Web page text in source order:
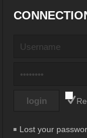
Lost your